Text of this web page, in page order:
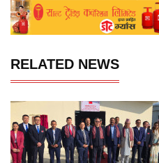
RELATED NEWS